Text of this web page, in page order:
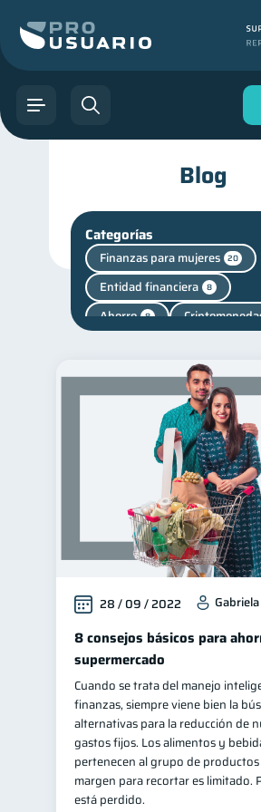
Blog
Categorías
Finanzas para mujeres 20
Entidad financiera 8
Ahorro 8
Fraudes 1 Salud mental
Finanzas personales 44
Manejo de deudas 31
Educación financiera 31
Finanzas para jóvenes 30
Control de deudas 30
Finanzas familiares 25
Inclusión financiera 22
Bienestar financiero 22
Seguridad financiera 13
Salud financiera
Productos financieros 11
Organización Financiera 10
Deudas 10 Préstamos
Consejos 6
28 / 09 / 2022
8 consejos básicos para
supermercado
Cuando se trata del manejo
finanzas, siempre viene bien la
alternativas para la reducción de
gastos fijos. Los alimentos y
pertenecen al grupo de
margen para recortar es limitado.
está perdido.